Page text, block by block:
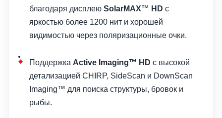
благодаря дисплею SolarMAX™ HD с
яркостью более 1200 нит и хорошей
видимостью через поляризационные очки.
Поддержка Active Imaging™ HD с высокой
детализацией CHIRP, SideScan и DownScan
Imaging™ для поиска структуры, бровок и
рыбы.